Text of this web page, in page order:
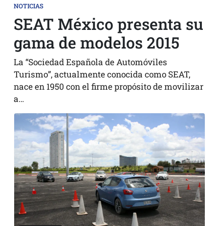
NOTICIAS
SEAT México presenta su
gama de modelos 2015
La “Sociedad Española de Automóviles
Turismo”, actualmente conocida como SEAT,
nace en 1950 con el firme propósito de movilizar
a…